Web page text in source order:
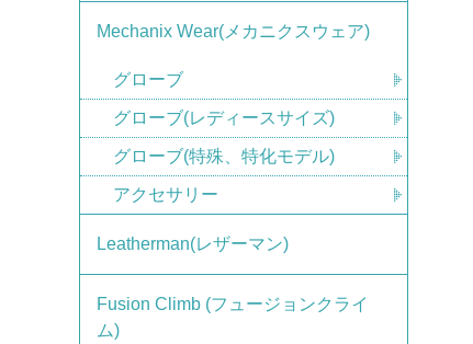
Mechanix Wear(メカニクスウェア)
グローブ
グローブ(レディースサイズ)
グローブ(特殊、特化モデル)
アクセサリー
Leatherman(レザーマン)
Fusion Climb (フュージョンクライ
ム)